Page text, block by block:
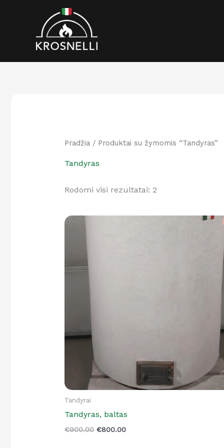
Pradžia/ Produktai su žymomis “Tandyras”
Tandyras
Rodomi visi rezultatai: 2
Tandyrai
Tandyras, baltas
€900.00 €800.00